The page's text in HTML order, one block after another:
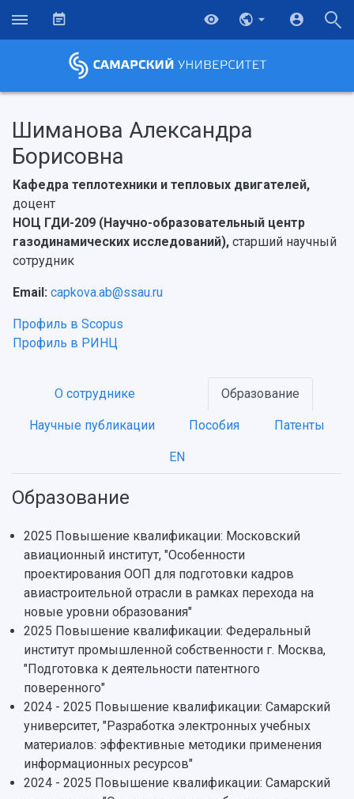
Об университете
Ключевые факты
Рейтинги
Руководство
Наблюдательный совет
Попечительский совет
Ученый совет
Ректорат
Кадровый резерв
Персоналии
Сотрудники и преподаватели
Заслуженные деятели
Новости
Бортжурнал
Объявления
События
СМИ об университете
Пресс-центр
Газета "Полет"
Газета "Самарский университет"
Мы в соцсетях
Мультимедиа
Подкасты
Образование
Абитуриенту
Бакалавриат и специалитет
Магистратура
Аспирантура
Формы обучения
Учебные планы
Дополнительное образование
Институты и факультеты
Образовательные программы
Профессорско-преподавательский состав
Расписание занятий
Научно-исследовательская деятельность
Научные школы и ведущие научные коллективы
Диссертационные советы
Подготовка научных кадров
Конкурс на замещение должностей научных
работников
Научно-технический совет
Научные проекты и темы
Аспирантура и докторантура
Справочные материалы
Научная инфраструктура
Шиманова Александра
Борисовна
Кафедра теплотехники и тепловых двигателей,
доцент
НОЦ ГДИ-209 (Научно-образовательный центр
газодинамических исследований), старший научный
сотрудник
Email: capkova.ab@ssau.ru
Профиль в Scopus
Профиль в РИНЦ
О сотруднике Образование
Научные публикации Пособия Патенты
EN
Образование
2025 Повышение квалификации: Московский
авиационный институт, "Особенности
проектирования ООП для подготовки кадров
авиастроительной отрасли в рамках перехода на
новые уровни образования"
2025 Повышение квалификации: Федеральный
институт промышленной собственности г. Москва,
"Подготовка к деятельности патентного
поверенного"
2024 - 2025 Повышение квалификации: Самарский
университет, "Разработка электронных учебных
материалов: эффективные методики применения
информационных ресурсов"
2024 - 2025 Повышение квалификации: Самарский